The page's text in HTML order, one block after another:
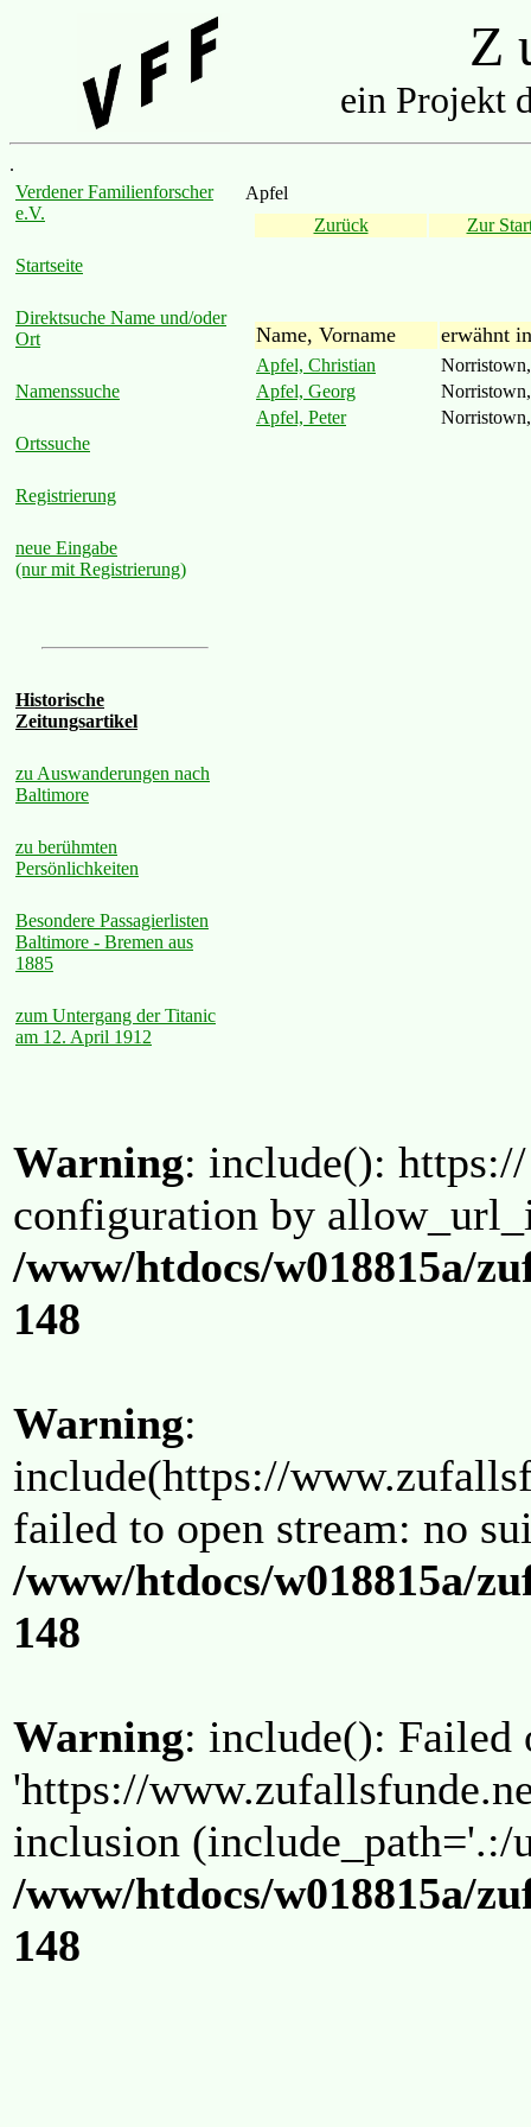
Z
ein Projekt
.
Verdener Familienforscher
e.V.
Startseite
Direktsuche Name und/oder
Ort
Namenssuche
Ortssuche
Registrierung
neue Eingabe
(nur mit Registrierung)
Historische
Zeitungsartikel
zu Auswanderungen nach
Baltimore
zu berühmten
Persönlichkeiten
Besondere Passagierlisten
Baltimore - Bremen aus
1885
zum Untergang der Titanic
am 12. April 1912
Apfel
Zurück
Zur
Name, Vorname erwähnt in
Apfel, Christian
Apfel, Georg
Apfel, Peter
Warning: include():
configuration by
/www/htdocs/w018815a/
148
Warning:
include(https://
failed to open stream: no
/www/htdocs/w018815a/
148
Warning: include(): Failed
'https://
inclusion (include_path='.:/
/www/htdocs/w018815a/
148